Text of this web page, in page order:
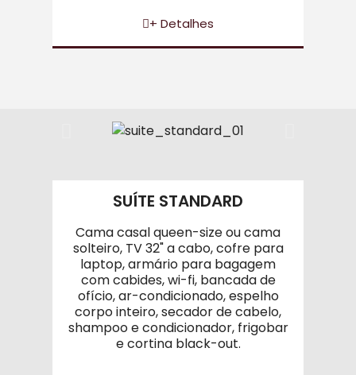
+ Detalhes
SUÍTE STANDARD
Cama casal queen-size ou cama
solteiro, TV 32" a cabo, cofre para
laptop, armário para bagagem
com cabides, wi-fi, bancada de
ofício, ar-condicionado, espelho
corpo inteiro, secador de cabelo,
shampoo e condicionador, frigobar
e cortina black-out.